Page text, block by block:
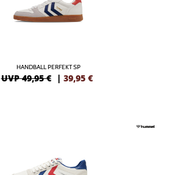
HANDBALL PERFEKT SP
UVP 49,95 € | 39,95 €